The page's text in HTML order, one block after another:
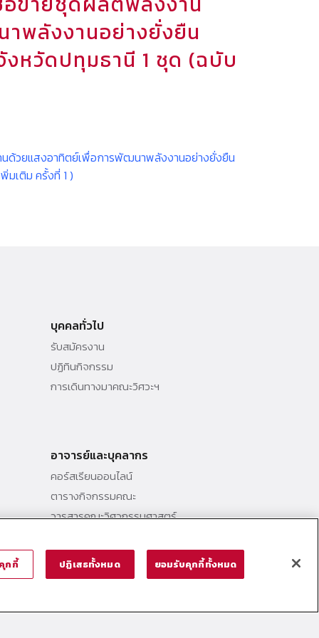
พลังงานอย่างยั่งยืน
หวัดปทุมธานี 1 ชุด (ฉบับ
วยแสงอาทิตย์เพื่อการพัฒนาพลังงานอย่างยั่งยืน
มเติม ครั้งที่ 1 )
บุคคลทั่วไป
รับสมัครงาน
ปฏิทินกิจกรรม
การเดินทางมาคณะวิศวะฯ
อาจารย์และบุคลากร
คอร์สเรียนออนไลน์
ตารางกิจกรรมคณะ
วารสารคณะวิศวกรรมศาสตร์
กกี้ ปฏิเสธทั้งหมด ยอมรับคุกกี้ทั้งหมด